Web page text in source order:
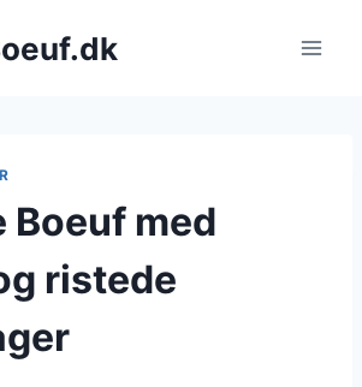
Boeuf med
ristede